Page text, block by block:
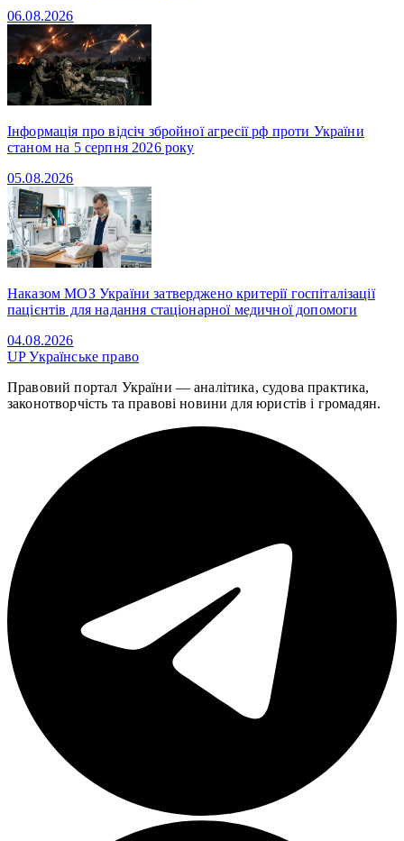
06.08.2026
Інформація про відсіч збройної агресії рф проти України
станом на 5 серпня 2026 року
05.08.2026
Наказом МОЗ України затверджено критерії госпіталізації
пацієнтів для надання стаціонарної медичної допомоги
04.08.2026
UPУкраїнське право
Правовий портал України — аналітика, судова практика,
законотворчість та правові новини для юристів і громадян.